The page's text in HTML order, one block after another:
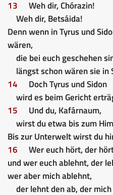
13
Weh dir, Chórazin!
Weh dir, Betsáida!
Denn wenn in Tyrus und
wären,
die bei euch geschehen
längst schon wären sie in
14
Doch Tyrus und Sidon
wird es beim Gericht
15
Und du, Kafárnaum,
wirst du etwa bis zum
Bis zur Unterwelt wirst du
16
Wer euch hört, der
und wer euch ablehnt, der
wer aber mich ablehnt,
der lehnt den ab, der